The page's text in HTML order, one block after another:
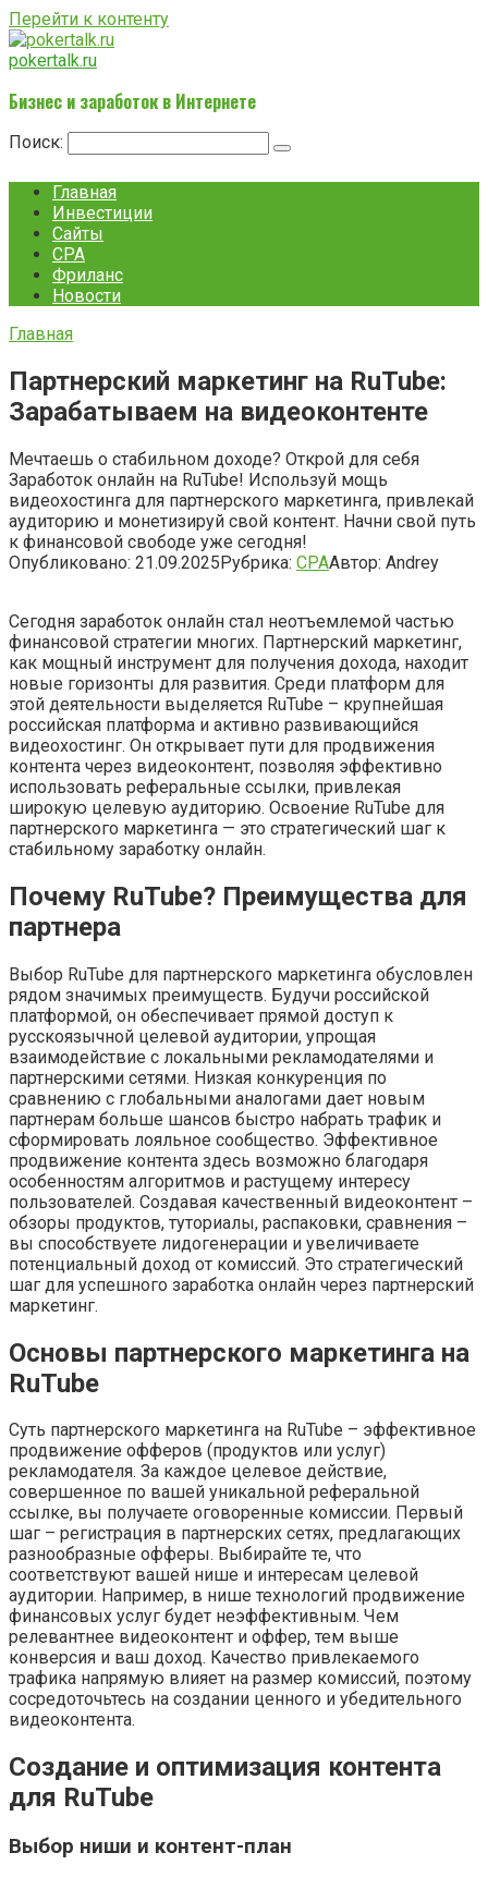
Перейти к контенту
pokertalk.ru
Бизнес и заработок в Интернете
Поиск:
Главная
Инвестиции
Сайты
CPA
Фриланс
Новости
Главная
Партнерский маркетинг на RuTube:
Зарабатываем на видеоконтенте
Мечтаешь о стабильном доходе? Открой для себя
Заработок онлайн на RuTube! Используй мощь
видеохостинга для партнерского маркетинга, привлекай
аудиторию и монетизируй свой контент. Начни свой путь
к финансовой свободе уже сегодня!
Опубликовано: 21.09.2025Рубрика: CPAАвтор: Andrey
Сегодня заработок онлайн стал неотъемлемой частью
финансовой стратегии многих. Партнерский маркетинг,
как мощный инструмент для получения дохода, находит
новые горизонты для развития. Среди платформ для
этой деятельности выделяется RuTube – крупнейшая
российская платформа и активно развивающийся
видеохостинг. Он открывает пути для продвижения
контента через видеоконтент, позволяя эффективно
использовать реферальные ссылки, привлекая
широкую целевую аудиторию. Освоение RuTube для
партнерского маркетинга — это стратегический шаг к
стабильному заработку онлайн.
Почему RuTube? Преимущества для
партнера
Выбор RuTube для партнерского маркетинга обусловлен
рядом значимых преимуществ. Будучи российской
платформой, он обеспечивает прямой доступ к
русскоязычной целевой аудитории, упрощая
взаимодействие с локальными рекламодателями и
партнерскими сетями. Низкая конкуренция по
сравнению с глобальными аналогами дает новым
партнерам больше шансов быстро набрать трафик и
сформировать лояльное сообщество. Эффективное
продвижение контента здесь возможно благодаря
особенностям алгоритмов и растущему интересу
пользователей. Создавая качественный видеоконтент –
обзоры продуктов, туториалы, распаковки, сравнения –
вы способствуете лидогенерации и увеличиваете
потенциальный доход от комиссий. Это стратегический
шаг для успешного заработка онлайн через партнерский
маркетинг.
Основы партнерского маркетинга на
RuTube
Суть партнерского маркетинга на RuTube – эффективное
продвижение офферов (продуктов или услуг)
рекламодателя. За каждое целевое действие,
совершенное по вашей уникальной реферальной
ссылке, вы получаете оговоренные комиссии. Первый
шаг – регистрация в партнерских сетях, предлагающих
разнообразные офферы. Выбирайте те, что
соответствуют вашей нише и интересам целевой
аудитории. Например, в нише технологий продвижение
финансовых услуг будет неэффективным. Чем
релевантнее видеоконтент и оффер, тем выше
конверсия и ваш доход. Качество привлекаемого
трафика напрямую влияет на размер комиссий, поэтому
сосредоточьтесь на создании ценного и убедительного
видеоконтента.
Создание и оптимизация контента
для RuTube
Выбор ниши и контент-план